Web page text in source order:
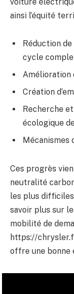
ainsi l’équité
Réduction
cycle
Amélioration
Création
Recherche
écologique
Mécanismes
Ces progrès
neutralité
les plus
savoir plus sur
mobilité de
https://
offre une bonne